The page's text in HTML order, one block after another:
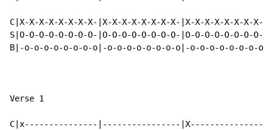
C|X-X-X-X-X-X-X-X-|X-X-X-X-X-X-X-X-|X-X-X-X-X-X-X-X-
S|O-O-O-O-O-O-O-O-|O-O-O-O-O-O-O-O-|O-O-O-O-O-O-O-O-
B|-o-o-o-o-o-o-o-o|-o-o-o-o-o-o-o-o|-o-o-o-o-o-o-o-
Verse 1
C|x---------------|----------------|X---------------